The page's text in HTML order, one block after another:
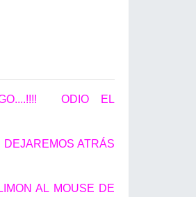
ODIO EL
ATRÁS
AL MOUSE DE